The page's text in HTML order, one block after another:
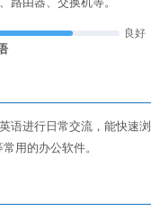
良好
语进行日常交流，能快速
用的办公软件。